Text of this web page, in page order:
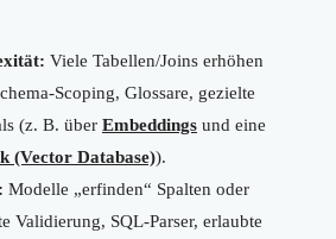
Viele Tabellen/Joins erhöhen
Scoping, Glossare, gezielte
(z. B. über Embeddings und eine
(Vector Database)).
Modelle „erfinden“ Spalten oder
Validierung, SQL-Parser, erlaubte